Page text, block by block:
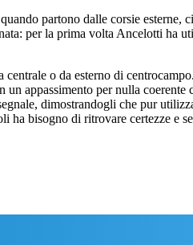
partono dalle corsie esterne,
per la prima volta Ancelotti ha
o da esterno di
appassimento per nulla
dimostrandogli che pur
bisogno di ritrovare certezze e